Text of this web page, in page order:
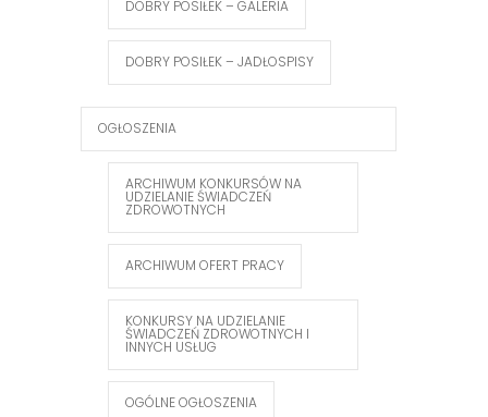
DOBRY POSIŁEK – GALERIA
DOBRY POSIŁEK – JADŁOSPISY
OGŁOSZENIA
ARCHIWUM KONKURSÓW NA
UDZIELANIE ŚWIADCZEŃ
ZDROWOTNYCH
ARCHIWUM OFERT PRACY
KONKURSY NA UDZIELANIE
ŚWIADCZEŃ ZDROWOTNYCH I
INNYCH USŁUG
OGÓLNE OGŁOSZENIA